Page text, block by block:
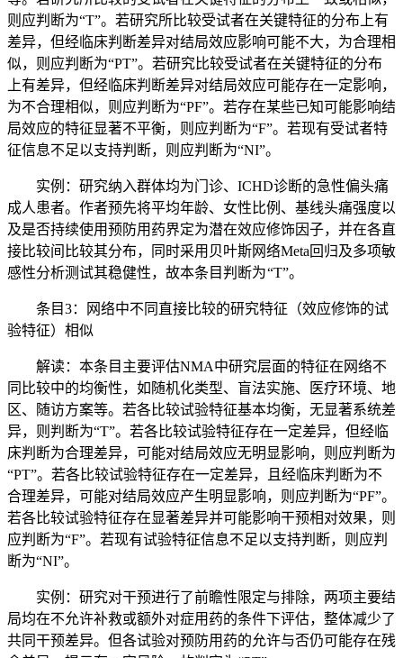
则应判断为“T”。若研究所比较受试者在关键特征的分布上有
差异，但经临床判断差异对结局效应影响可能不大，为合理相
似，则应判断为“PT”。若研究比较受试者在关键特征的分布
上有差异，但经临床判断差异对结局效应可能存在一定影响，
为不合理相似，则应判断为“PF”。若存在某些已知可能影响结
局效应的特征显著不平衡，则应判断为“F”。若现有受试者特
征信息不足以支持判断，则应判断为“NI”。
实例：研究纳入群体均为门诊、ICHD诊断的急性偏头痛
成人患者。作者预先将平均年龄、女性比例、基线头痛强度以
及是否持续使用预防用药界定为潜在效应修饰因子，并在各直
接比较间比较其分布，同时采用贝叶斯网络Meta回归及多项敏
感性分析测试其稳健性，故本条目判断为 “T”。
条目3：网络中不同直接比较的研究特征（效应修饰的试
验特征）相似
解读：本条目主要评估NMA中研究层面的特征在网络不
同比较中的均衡性，如随机化类型、盲法实施、医疗环境、地
区、随访方案等。若各比较试验特征基本均衡，无显著系统差
异，则判断为“T”。若各比较试验特征存在一定差异，但经临
床判断为合理差异，可能对结局效应无明显影响，则应判断为
“PT”。若各比较试验特征存在一定差异，且经临床判断为不
合理差异，可能对结局效应产生明显影响，则应判断为“PF”。
若各比较试验特征存在显著差异并可能影响干预相对效果，则
应判断为“F”。若现有试验特征信息不足以支持判断，则应判
断为“NI”。
实例：研究对干预进行了前瞻性限定与排除，两项主要结
局均在不允许补救或额外对症用药的条件下评估，整体减少了
共同干预差异。但各试验对预防用药的允许与否仍可能存在残